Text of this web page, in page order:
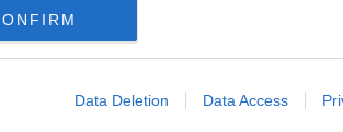
Data Deletion Data Access